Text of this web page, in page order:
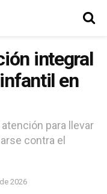
integral
en
para llevar
contra el
2026